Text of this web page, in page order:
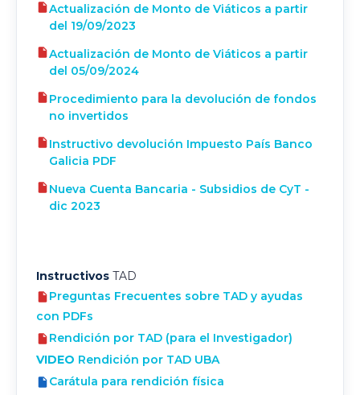
Actualización de Monto de Viáticos a partir
del 19/09/2023
Actualización de Monto de Viáticos a partir
del 05/09/2024
Procedimiento para la devolución de fondos
no invertidos
Instructivo devolución Impuesto País Banco
Galicia PDF
Nueva Cuenta Bancaria - Subsidios de CyT -
dic 2023
Instructivos TAD
Preguntas Frecuentes sobre TAD y ayudas
con PDFs
Rendición por TAD (para el Investigador)
VIDEO Rendición por TAD UBA
Carátula para rendición física